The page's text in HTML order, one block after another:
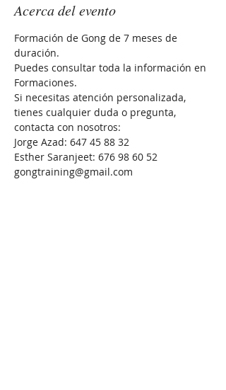
Acerca del evento
Formación de Gong de 7 meses de
duración.
Puedes consultar toda la información en
Formaciones.
Si necesitas atención personalizada,
tienes cualquier duda o pregunta,
contacta con nosotros:
Jorge Azad: 647 45 88 32
Esther Saranjeet: 676 98 60 52
gongtraining@gmail.com